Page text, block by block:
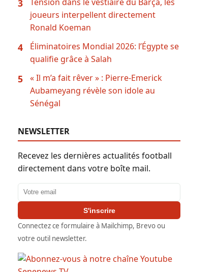
3
joueurs interpellent directement
Ronald Koeman
4
Éliminatoires Mondial 2026: l’Égypte se
qualifie grâce à Salah
5
« Il m’a fait rêver » : Pierre-Emerick
Aubameyang révèle son idole au
Sénégal
NEWSLETTER
Recevez les dernières actualités football
directement dans votre boîte mail.
Adresse email
S'inscrire
Connectez ce formulaire à Mailchimp, Brevo ou
votre outil newsletter.